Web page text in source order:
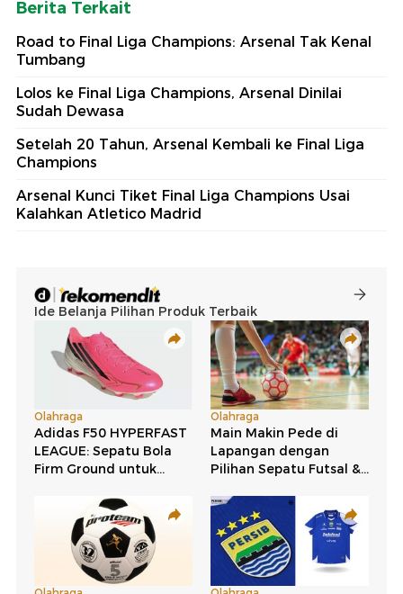
Berita Terkait
Road to Final Liga Champions: Arsenal Tak Kenal
Tumbang
Lolos ke Final Liga Champions, Arsenal Dinilai
Sudah Dewasa
Setelah 20 Tahun, Arsenal Kembali ke Final Liga
Champions
Arsenal Kunci Tiket Final Liga Champions Usai
Kalahkan Atletico Madrid